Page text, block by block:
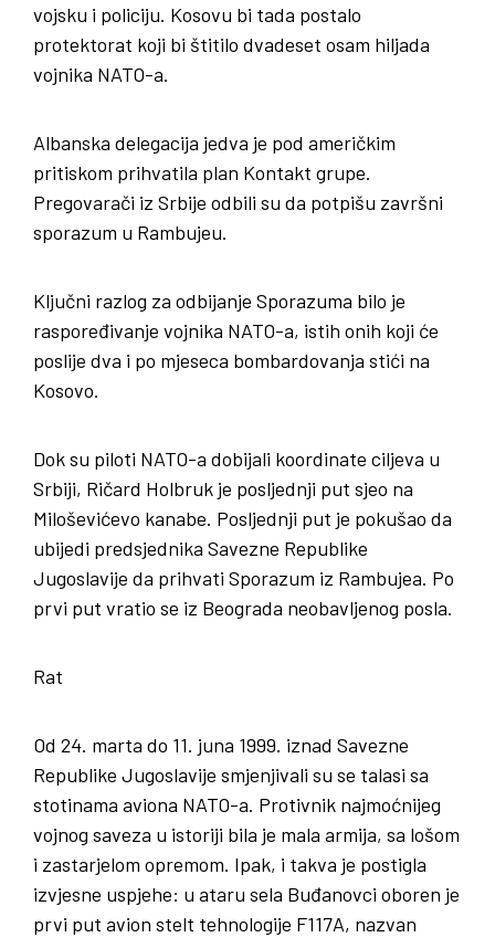
vojsku i policiju. Kosovu bi tada postalo
protektorat koji bi štitilo dvadeset osam hiljada
vojnika NATO-a.
Albanska delegacija jedva je pod američkim
pritiskom prihvatila plan Kontakt grupe.
Pregovarači iz Srbije odbili su da potpišu završni
sporazum u Rambujeu.
Ključni razlog za odbijanje Sporazuma bilo je
raspoređivanje vojnika NATO-a, istih onih koji će
poslije dva i po mjeseca bombardovanja stići na
Kosovo.
Dok su piloti NATO-a dobijali koordinate ciljeva u
Srbiji, Ričard Holbruk je posljednji put sjeo na
Miloševićevo kanabe. Posljednji put je pokušao da
ubijedi predsjednika Savezne Republike
Jugoslavije da prihvati Sporazum iz Rambujea. Po
prvi put vratio se iz Beograda neobavljenog posla.
Rat
Od 24. marta do 11. juna 1999. iznad Savezne
Republike Jugoslavije smjenjivali su se talasi sa
stotinama aviona NATO-a. Protivnik najmoćnijeg
vojnog saveza u istoriji bila je mala armija, sa lošom
i zastarjelom opremom. Ipak, i takva je postigla
izvjesne uspjehe: u ataru sela Buđanovci oboren je
prvi put avion stelt tehnologije F117A, nazvan